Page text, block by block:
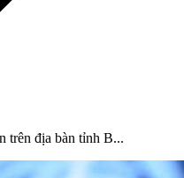
trên địa bàn tỉnh B...